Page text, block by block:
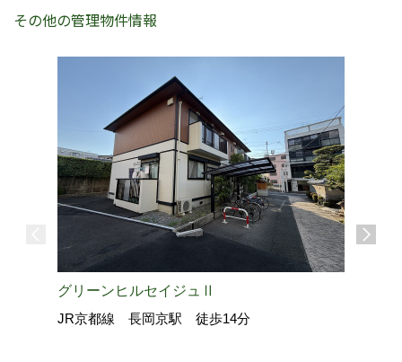
その他の管理物件情報
グリーンヒルセイジュⅡ
JR京都線 長岡京駅 徒歩14分